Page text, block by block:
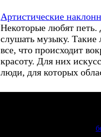
Артистические
Некоторые любят
слушать музыку.
все, что происходит
красоту. Для них
люди, для которых